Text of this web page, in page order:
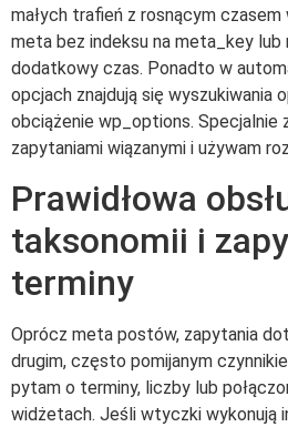
małych trafień z rosnącym czasem
meta bez indeksu na meta_key
dodatkowy czas. Ponadto w
opcjach znajdują się wyszukiwania
obciążenie wp_options. Specjalnie
zapytaniami wiązanymi i używam
Prawidłowa
taksonomii i
terminy
Oprócz meta postów, zapytania
drugim, często pomijanym
pytam o terminy, liczby lub
widżetach. Jeśli wtyczki wykonują